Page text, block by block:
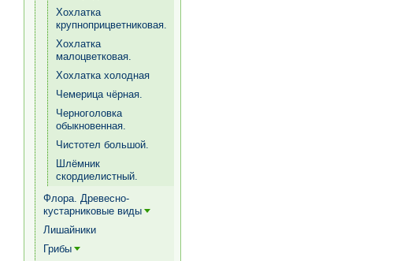
Хохлатка
крупноприцветниковая.
Хохлатка
малоцветковая.
Хохлатка холодная
Чемерица чёрная.
Черноголовка
обыкновенная.
Чистотел большой.
Шлёмник
скордиелистный.
Флора. Древесно-
кустарниковые виды
Лишайники
Грибы